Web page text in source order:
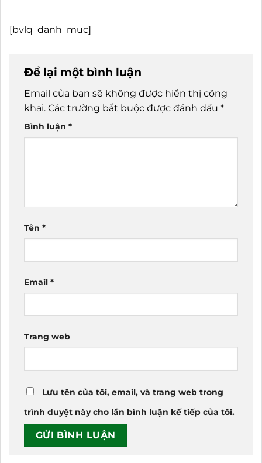
[bvlq_danh_muc]
Để lại một bình luận
Email của bạn sẽ không được hiển thị công
khai. Các trường bắt buộc được đánh dấu *
Bình luận *
Tên *
Email *
Trang web
Lưu tên của tôi, email, và trang web trong
trình duyệt này cho lần bình luận kế tiếp của tôi.